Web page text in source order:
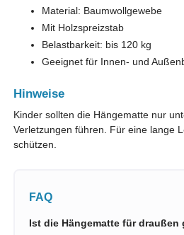
Material: Baumwollgewebe
Mit Holzspreizstab
Belastbarkeit: bis 120 kg
Geeignet für Innen- und
Hinweise
Kinder sollten die Hängematte nur
Verletzungen führen. Für eine lange
schützen.
FAQ
Ist die Hängematte für draußen